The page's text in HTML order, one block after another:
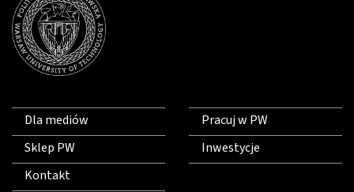
Dla mediów
Sklep PW
Kontakt
Pracuj w PW
Inwestycje